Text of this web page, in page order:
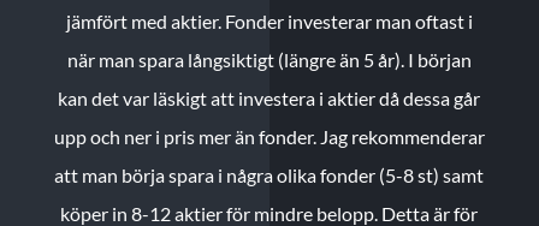
jämfört med aktier. Fonder investerar man oftast i
när man spara långsiktigt (längre än 5 år). I början
kan det var läskigt att investera i aktier då dessa går
upp och ner i pris mer än fonder. Jag rekommenderar
att man börja spara i några olika fonder (5-8 st) samt
köper in 8-12 aktier för mindre belopp. Detta är för